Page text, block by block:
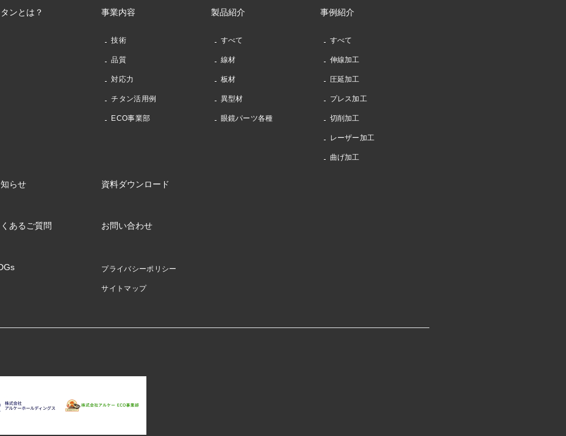
ンとは？ 事業内容
技術
品質
対応力
チタン活用例
ECO事業部
製品紹介
すべて
線材
板材
異型材
眼鏡パーツ各種
事例紹介
すべて
伸線加工
圧延加工
プレス加工
切削加工
レーザー加工
曲げ加工
らせ
あるご質問
資料ダウンロード
お問い合わせ
プライバシーポリシー
サイトマップ